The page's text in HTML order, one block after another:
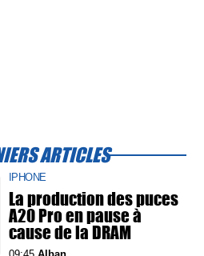
ARTICLES
IPHONE
La production des puces
A20 Pro en pause à
cause de la DRAM